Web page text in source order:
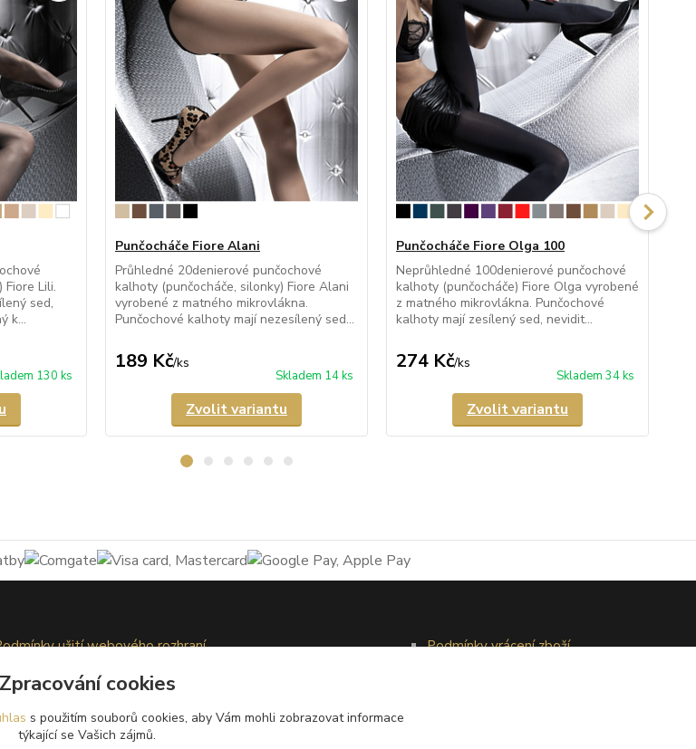
Fiore Lili.
sed,
k...
130 ks
Punčocháče Fiore Alani
Průhledné 20denierové punčochové
kalhoty (punčocháče, silonky) Fiore Alani
vyrobené z matného mikrovlákna.
Punčochové kalhoty mají nezesílený sed...
189 Kč/ks
Skladem 14 ks
Zvolit variantu
Punčocháče Fiore Olga 100
Neprůhledné 100denierové punčochové
kalhoty (punčocháče) Fiore Olga vyrobené
z matného mikrovlákna. Punčochové
kalhoty mají zesílený sed, nevidit...
274 Kč/ks
Skladem 34 ks
Zvolit variantu
užití webového rozhraní
Ochrana osobních údajů
Podmínky vrácení zboží
Zpracování cookies
s použitím souborů cookies, aby Vám mohli zobrazovat informace
týkající se Vašich zájmů.